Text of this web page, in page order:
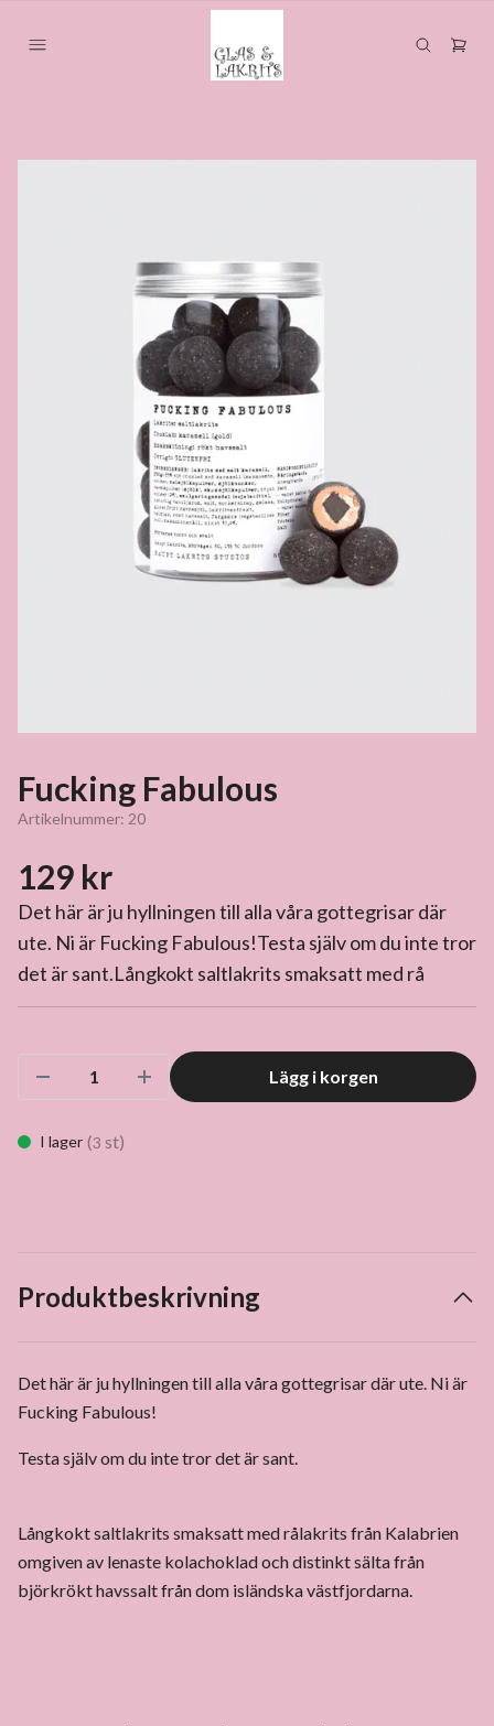
Fucking Fabulous
Artikelnummer: 20
129 kr
Det här är ju hyllningen till alla våra gottegrisar där
ute. Ni är Fucking Fabulous!Testa själv om du inte tror
det är sant.Långkokt saltlakrits smaksatt med rå
Lägg i korgen
I lager (3 st)
Produktbeskrivning
Det här är ju hyllningen till alla våra gottegrisar där ute. Ni är
Fucking Fabulous!
Testa själv om du inte tror det är sant.
Långkokt saltlakrits smaksatt med rålakrits från Kalabrien
omgiven av lenaste kolachoklad och distinkt sälta från
björkrökt havssalt från dom isländska västfjordarna.